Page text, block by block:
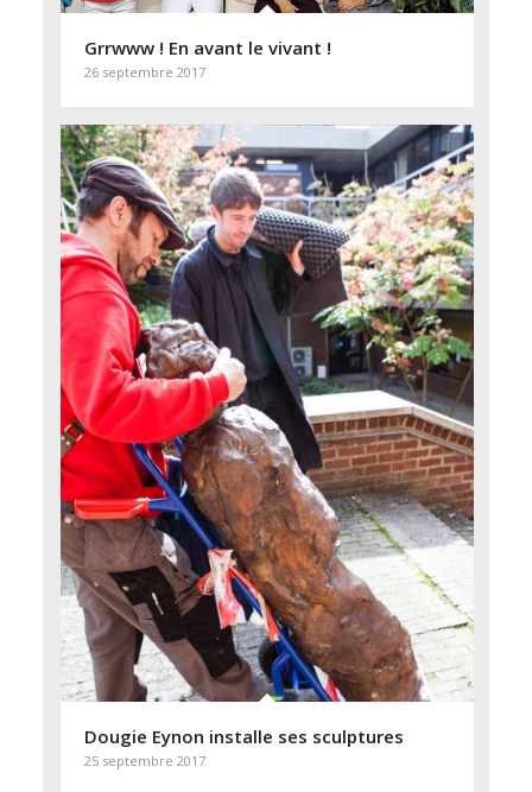
Grrwww ! En avant le vivant !
26 septembre 2017
Dougie Eynon installe ses sculptures
25 septembre 2017